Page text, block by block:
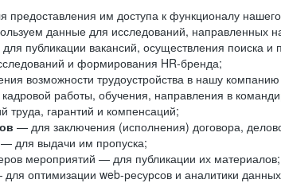
предоставления им доступа к функционалу нашего
данные для исследований, направленных
публикации вакансий, осуществления поиска и
и формирования HR-бренда;
возможности трудоустройства в нашу
работы, обучения, направления в
труда, гарантий и компенсаций;
— для заключения (исполнения) договора,
— для выдачи им пропуска;
мероприятий — для публикации их материалов;
оптимизации web-ресурсов и аналитики